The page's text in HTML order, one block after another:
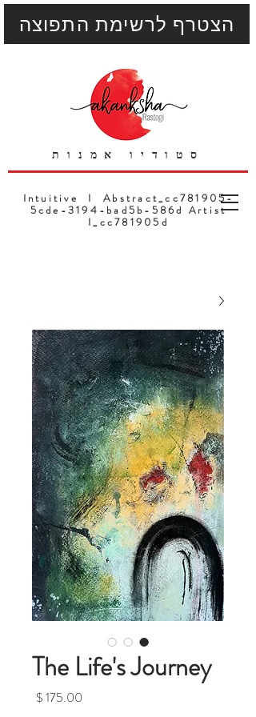
סטודיו אמנות
Intuitive I Abstract_cc781905-
5cde-3194-bad5b-586d Artist
I_cc781905d
הצטרף לרשימת התפוצה
The Life's Journey